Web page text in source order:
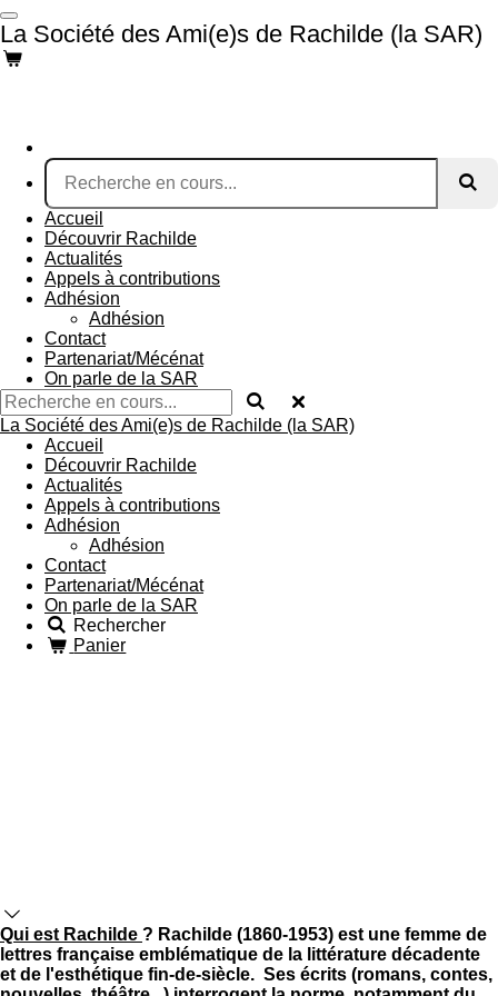
Passer
au
contenu
La Société des Ami(e)s de Rachilde (la SAR)
Accueil
Découvrir Rachilde
Actualités
Appels à contributions
Adhésion
Adhésion
Contact
Partenariat/Mécénat
On parle de la SAR
La Société des Ami(e)s de Rachilde (la SAR)
Accueil
Découvrir Rachilde
Actualités
Appels à contributions
Adhésion
Adhésion
Contact
Partenariat/Mécénat
On parle de la SAR
Rechercher
Panier
Qui est Rachilde ? Rachilde (1860-1953) est une femme de
lettres française emblématique de la littérature décadente
et de l'esthétique fin-de-siècle. Ses écrits (romans, contes,